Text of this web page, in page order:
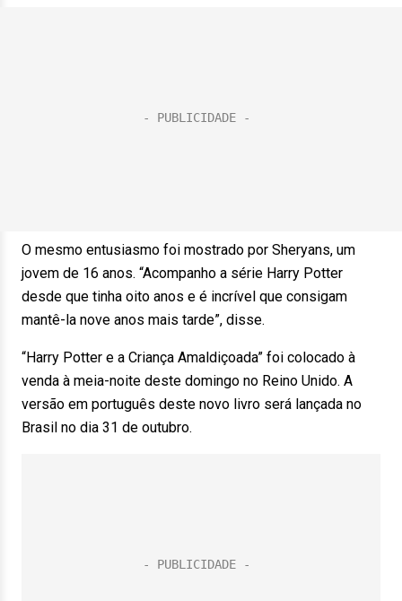
O mesmo entusiasmo foi mostrado por Sheryans, um
jovem de 16 anos. “Acompanho a série Harry Potter
desde que tinha oito anos e é incrível que consigam
mantê-la nove anos mais tarde”, disse.
“Harry Potter e a Criança Amaldiçoada” foi colocado à
venda à meia-noite deste domingo no Reino Unido. A
versão em português deste novo livro será lançada no
Brasil no dia 31 de outubro.